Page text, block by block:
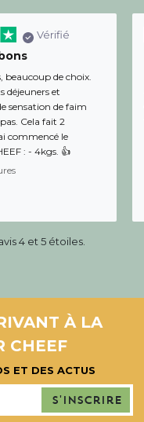
Vérifié
beaucoup de choix.
déjeuners et
sensation de faim
Cela fait 2
commencé le
: - 4kgs. 👍
4 et 5 étoiles.
À LA
CHEEF
ET DES ACTUS
S'inscrire